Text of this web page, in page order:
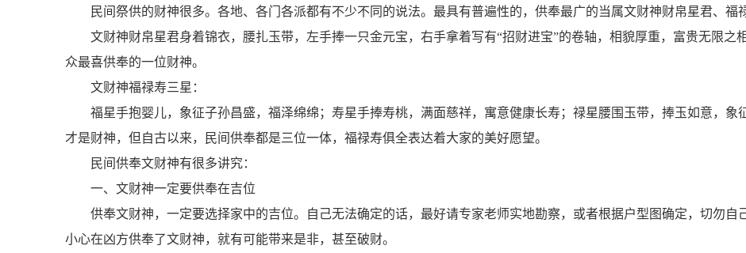
民间祭供的财神很多。各地、各门各派都有不少不同的说法。最具有普遍性的，供奉最广的当属文财神财帛星君、福
文财神财帛星君身着锦衣，腰扎玉带，左手捧一只金元宝，右手拿着写有“招财进宝”的卷轴，相貌厚重，富贵无限之
众最喜供奉的一位财神。
文财神福禄寿三星：
福星手抱婴儿，象征子孙昌盛，福泽绵绵；寿星手捧寿桃，满面慈祥，寓意健康长寿；禄星腰围玉带，捧玉如意，
才是财神，但自古以来，民间供奉都是三位一体，福禄寿俱全表达着大家的美好愿望。
民间供奉文财神有很多讲究：
一、文财神一定要供奉在吉位
供奉文财神，一定要选择家中的吉位。自己无法确定的话，最好请专家老师实地勘察，或者根据户型图确定，切勿自
小心在凶方供奉了文财神，就有可能带来是非，甚至破财。